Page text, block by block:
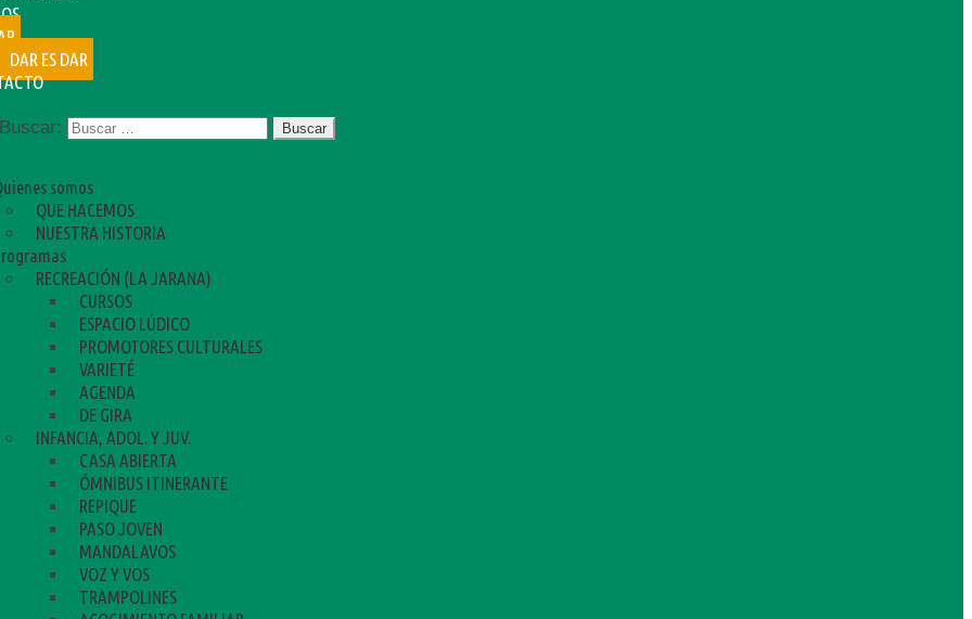
DAR ES DAR
Buscar:
somos
QUE HACEMOS
NUESTRA HISTORIA
RECREACIÓN (LA JARANA)
CURSOS
ESPACIO LÚDICO
PROMOTORES CULTURALES
VARIETÉ
AGENDA
DE GIRA
INFANCIA, ADOL. Y JUV.
CASA ABIERTA
ÓMNIBUS ITINERANTE
REPIQUE
PASO JOVEN
MANDALAVOS
VOZ Y VOS
TRAMPOLINES